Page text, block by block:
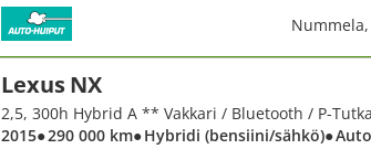
Nummela,
Lexus NX
2015● 290 000 km● Hybridi (bensiini/sähkö)●